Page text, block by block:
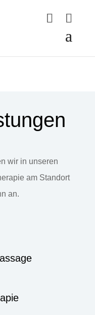
wir in unseren
am Standort
an.